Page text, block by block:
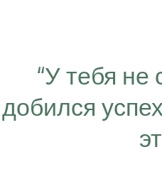
“У тебя не
добился